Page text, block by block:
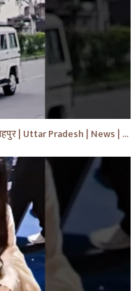
पूर्व सांसद अतीक का बेटा अहमद अली पहुंचे फतेहपुर | Uttar Pradesh | News | #shorts #yt #news #upnews